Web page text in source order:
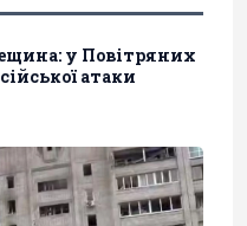
у Повітряних
атаки